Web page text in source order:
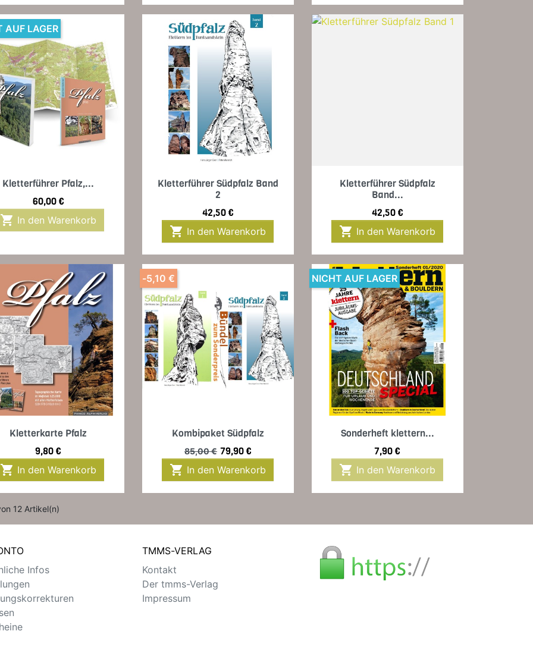
Vorschau
Kletterführer Pfalz,...
Preis
60,00 €
 In den Warenkorb
AUF LAGER
 Vorschau
Kletterführer Südpfalz Band
2
Preis
42,50 €
 In den Warenkorb
Vorschau
Kletterführer Südpfalz
Band...
Preis
42,50 €
 In den Warenkorb
Vorschau
Kletterkarte Pfalz
Preis
9,80 €
 In den Warenkorb
 Vorschau
Kombipaket Südpfalz
Verkaufspreis
85,00 € Preis
79,90 €
 In den Warenkorb
-5,10 €
Vorschau
Sonderheft klettern...
Preis
7,90 €
 In den Warenkorb
NICHT AUF LAGER
12 Artikel(n)
Infos
TMMS-VERLAG
Kontakt
Der tmms-Verlag
Impressum